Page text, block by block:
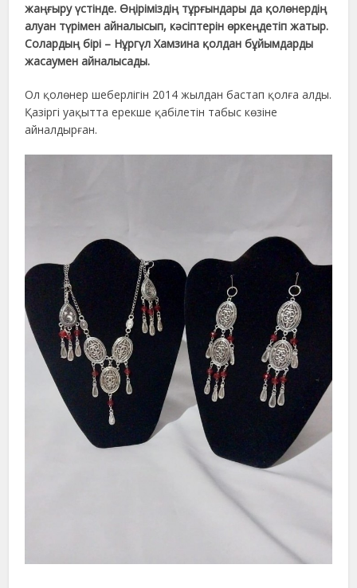
жаңғыру үстінде. Өңіріміздің тұрғындары да қолөнердің
алуан түрімен айналысып, кәсіптерін өркеңдетіп жатыр.
Солардың бірі – Нұргүл Хамзина қолдан бұйымдарды
жасаумен айналысады.
Ол қолөнер шеберлігін 2014 жылдан бастап қолға алды.
Қазіргі уақытта ерекше қабілетін табыс көзіне
айналдырған.